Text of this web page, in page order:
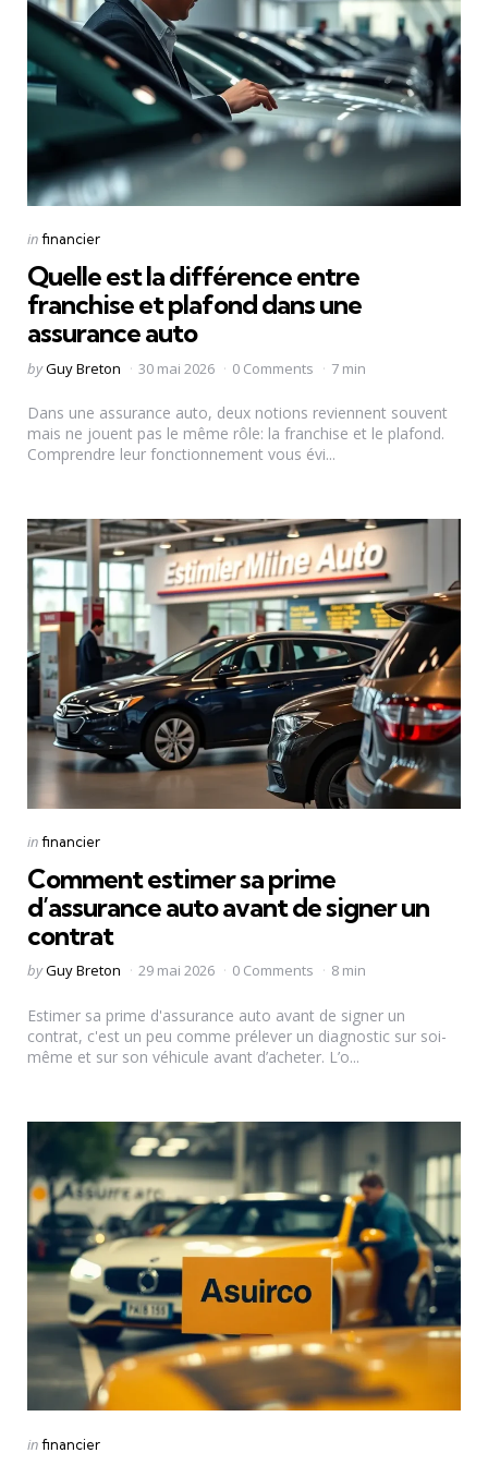
Categories
Posted
infinancier
Quelle est la différence entre
franchise et plafond dans une
assurance auto
Posted
byGuy Breton 30 mai 2026 0 Comments 7 min
Dans une assurance auto, deux notions reviennent souvent
mais ne jouent pas le même rôle: la franchise et le plafond.
Comprendre leur fonctionnement vous évi...
Categories
Posted
infinancier
Comment estimer sa prime
d’assurance auto avant de signer un
contrat
Posted
byGuy Breton 29 mai 2026 0 Comments 8 min
Estimer sa prime d'assurance auto avant de signer un
contrat, c'est un peu comme prélever un diagnostic sur soi-
même et sur son véhicule avant d’acheter. L’o...
Categories
Posted
infinancier